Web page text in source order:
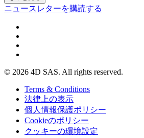
ニュースレターを購読する
© 2026 4D SAS. All rights reserved.
Terms & Conditions
法律上の表示
個人情報保護ポリシー
Cookieのポリシー
クッキーの環境設定